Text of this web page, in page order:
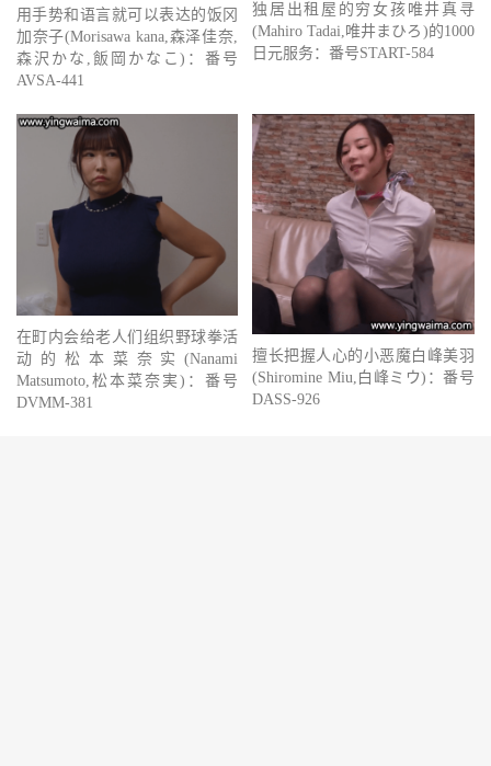
用手势和语言就可以表达的饭冈
加奈子(Morisawa kana,森泽佳奈,
森沢かな,飯岡かなこ)：番号
AVSA-441
独居出租屋的穷女孩唯井真寻
(Mahiro Tadai,唯井まひろ)的1000
日元服务：番号START-584
在町内会给老人们组织野球拳活
动的松本菜奈实(Nanami
Matsumoto,松本菜奈実)：番号
DVMM-381
擅长把握人心的小恶魔白峰美羽
(Shiromine Miu,白峰ミウ)：番号
DASS-926